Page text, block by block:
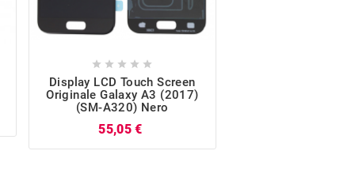
    
Display LCD Touch Screen
Originale Galaxy A3 (2017)
(SM-A320) Nero
55,05 €